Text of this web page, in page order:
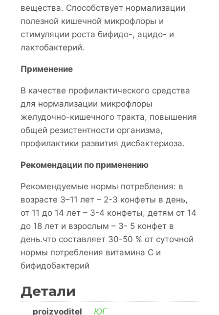
вещества. Способствует нормализации
полезной кишечной микрофлоры и
стимуляции роста бифидо-, ацидо- и
лактобактерий.
Применение
В качестве профилактического средства
для нормализации микрофлоры
желудочно­-кишечного тракта, повышения
общей резистентности организма,
профилактики развития дисбактериоза.
Рекомендации по применению
Рекомендуемые нормы потребления: в
возрасте 3–11 лет – 2-3 конфеты в день,
от 11 до 14 лет – 3-4 конфеты, детям от 14
до 18 лет и взрослым – 3- 5 конфет в
день.что составляет 30-50 % от суточной
нормы потребления витамина С и
бифидобактерий
Детали
proizvoditel ЮГ